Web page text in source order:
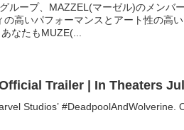
ループ、MAZZEL(マーゼル)のメンバ
高いパフォーマンスとアート性の高
なたもMUZE(...
Trailer | In Theaters
Studios’ #DeadpoolAndWolverine.